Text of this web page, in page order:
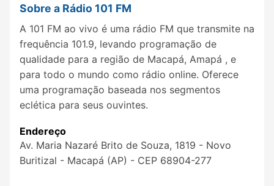
Sobre a Rádio 101 FM
A 101 FM ao vivo é uma rádio FM que transmite na
frequência 101.9, levando programação de
qualidade para a região de Macapá, Amapá , e
para todo o mundo como rádio online. Oferece
uma programação baseada nos segmentos
eclética para seus ouvintes.
Endereço
Av. Maria Nazaré Brito de Souza, 1819 - Novo
Buritizal - Macapá (AP) - CEP 68904-277